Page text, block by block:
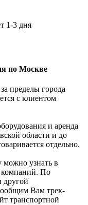
1-3 дня
по Москве
пределы города
с клиентом
и аренда
области и до
отдельно.
можно узнать в
компаний. По
другой
Вам трек-
транспортной